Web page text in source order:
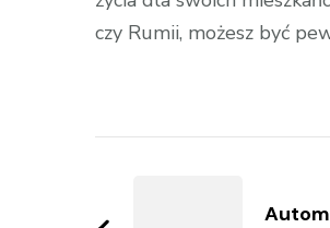
czy Rumii, możesz być
wpisy